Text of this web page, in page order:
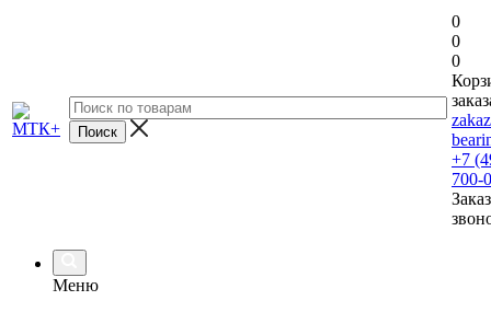
0
0
0
+7
700-
Меню